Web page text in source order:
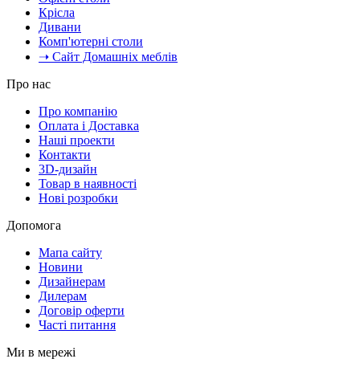
Крісла
Дивани
Комп'ютерні столи
➝ Сайт Домашніх меблів
Про нас
Про компанію
Оплата і Доставка
Наші проекти
Контакти
3D-дизайн
Товар в наявності
Нові розробки
Допомога
Мапа сайту
Новини
Дизайнерам
Дилерам
Договір оферти
Часті питання
Ми в мережі